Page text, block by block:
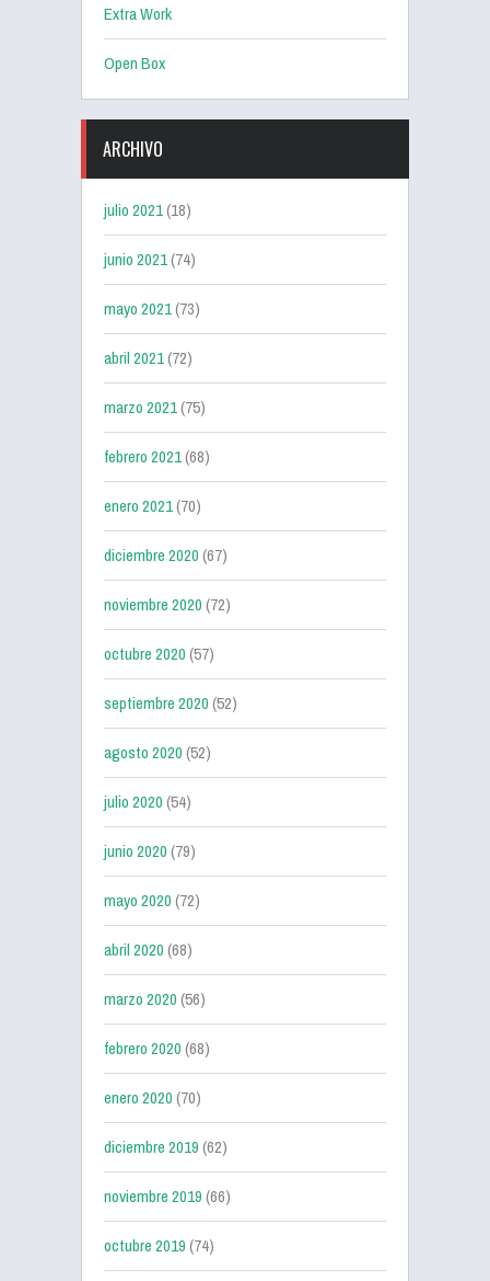
Extra Work
Open Box
ARCHIVO
julio 2021(18)
junio 2021(74)
mayo 2021(73)
abril 2021(72)
marzo 2021(75)
febrero 2021(68)
enero 2021(70)
diciembre 2020(67)
noviembre 2020(72)
octubre 2020(57)
septiembre 2020(52)
agosto 2020(52)
julio 2020(54)
junio 2020(79)
mayo 2020(72)
abril 2020(68)
marzo 2020(56)
febrero 2020(68)
enero 2020(70)
diciembre 2019(62)
noviembre 2019(66)
octubre 2019(74)